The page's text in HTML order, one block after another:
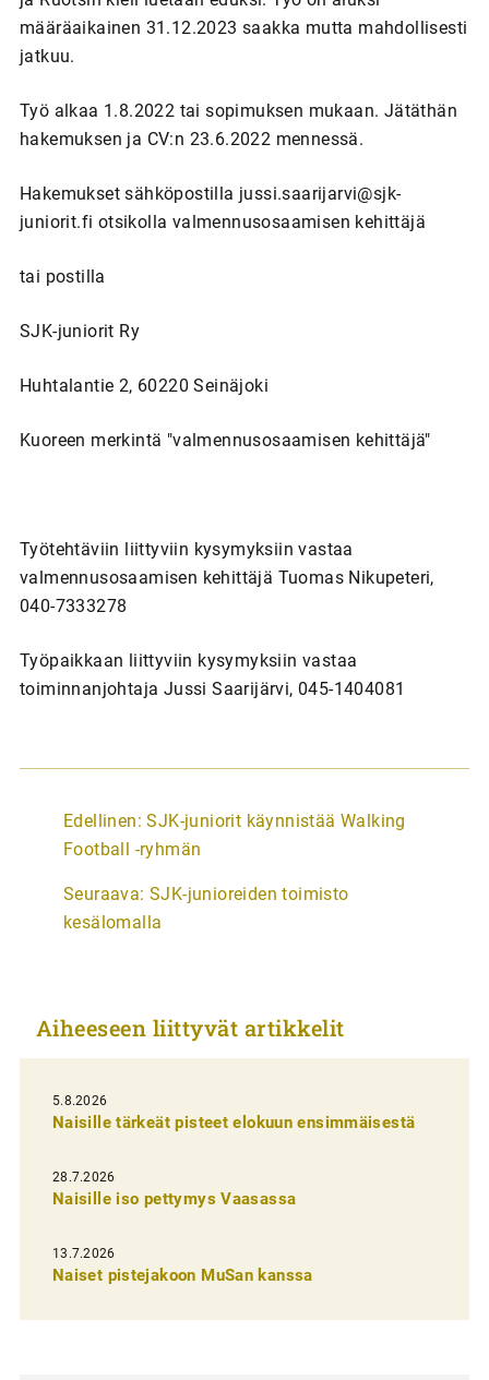
määräaikainen 31.12.2023 saakka mutta mahdollisesti
jatkuu.
Työ alkaa 1.8.2022 tai sopimuksen mukaan. Jätäthän
hakemuksen ja CV:n 23.6.2022 mennessä.
Hakemukset sähköpostilla jussi.saarijarvi@sjk-
juniorit.fi otsikolla valmennusosaamisen kehittäjä
tai postilla
SJK-juniorit Ry
Huhtalantie 2, 60220 Seinäjoki
Kuoreen merkintä "valmennusosaamisen kehittäjä"
Työtehtäviin liittyviin kysymyksiin vastaa
valmennusosaamisen kehittäjä Tuomas Nikupeteri,
040-7333278
Työpaikkaan liittyviin kysymyksiin vastaa
toiminnanjohtaja Jussi Saarijärvi, 045-1404081
A
r
i
l
e
s
e
l
a
u
Edellinen: SJK-juniorit käynnistää Walking
Football -ryhmän
Seuraava: SJK-junioreiden toimisto
kesälomalla
Aiheeseen liittyvät artikkelit
5.8.2026
Naisille tärkeät pisteet elokuun ensimmäisestä
28.7.2026
Naisille iso pettymys Vaasassa
13.7.2026
Naiset pistejakoon MuSan kanssa